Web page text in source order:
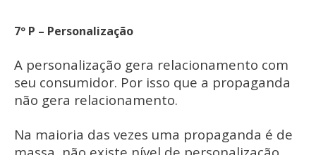
7º P – Personalização
A personalização gera relacionamento com
seu consumidor. Por isso que a propaganda
não gera relacionamento.
Na maioria das vezes uma propaganda é de